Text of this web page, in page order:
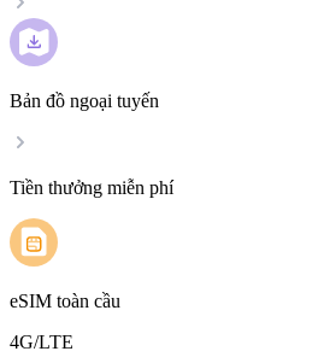
Bản đồ ngoại tuyến
Tiền thưởng miễn phí
eSIM toàn cầu
4G/LTE